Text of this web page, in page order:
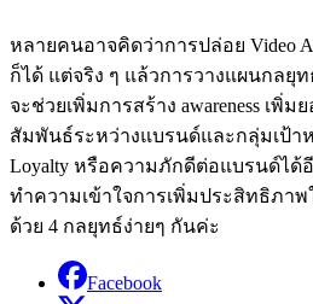
หลายคนอาจคิดว่าการปล่อย Video
ก็ได้ แต่จริง ๆ แล้วการวางแผนกลยุ
จะช่วยเพิ่มการสร้าง awareness เพิ่
สัมพันธ์ระหว่างแบรนด์และกลุ่มเป้า
Loyalty หรือความภักดีต่อแบรนด์ได้
ทำความเข้าใจการเพิ่มประสิทธิภาพ
ด้วย 4 กลยุทธ์ง่ายๆ กันค่ะ
Facebook